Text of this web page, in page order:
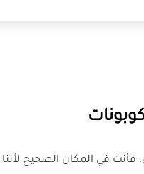
في المكان الصحيح